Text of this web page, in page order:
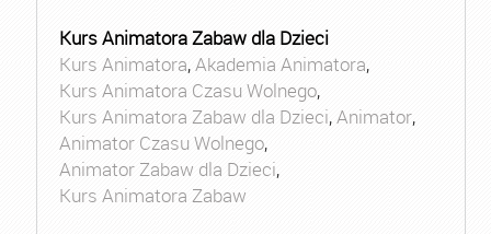
Kurs Animatora Zabaw dla Dzieci
Kurs Animatora,Akademia Animatora,
Kurs Animatora Czasu Wolnego,
Kurs Animatora Zabaw dla Dzieci,Animator,
Animator Czasu Wolnego,
Animator Zabaw dla Dzieci,
Kurs Animatora Zabaw